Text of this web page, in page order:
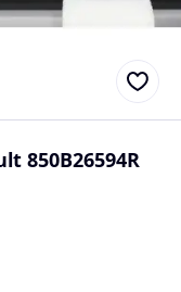
850B26594R